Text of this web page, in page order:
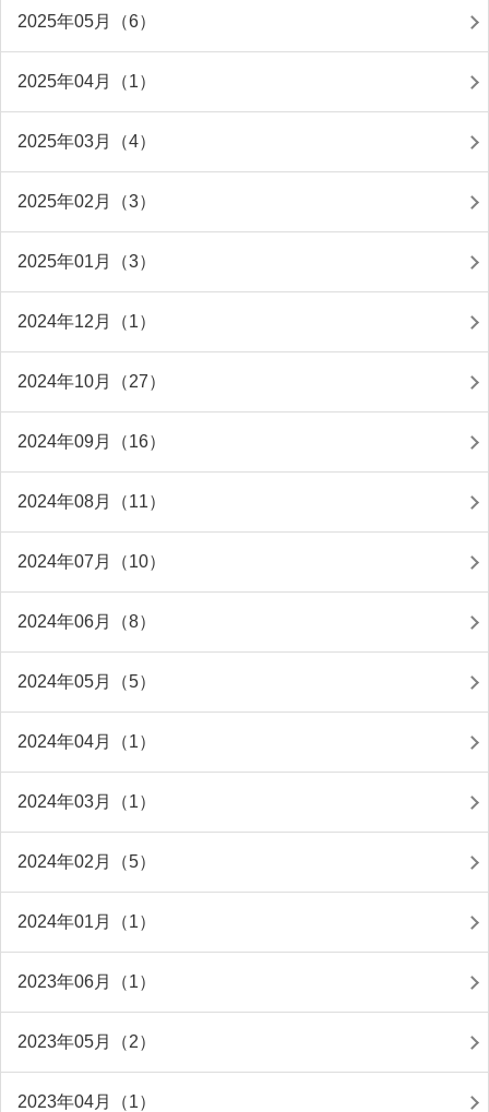
2025年05月（6）
2025年04月（1）
2025年03月（4）
2025年02月（3）
2025年01月（3）
2024年12月（1）
2024年10月（27）
2024年09月（16）
2024年08月（11）
2024年07月（10）
2024年06月（8）
2024年05月（5）
2024年04月（1）
2024年03月（1）
2024年02月（5）
2024年01月（1）
2023年06月（1）
2023年05月（2）
2023年04月（1）